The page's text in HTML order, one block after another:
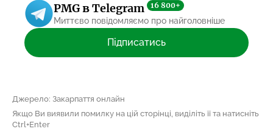
PMG в Telegram 16 800+
Миттєво повідомляємо про найголовніше
Підписатись
Джерело: Закарпаття онлайн
Якщо Ви виявили помилку на цій сторінці, виділіть її та натисніть
Ctrl+Enter